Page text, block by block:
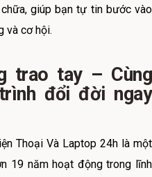
giúp bạn tự tin bước vào
và cơ hội.
trao tay – Cùng
đổi đời ngay
Thoại Và Laptop 24h là một
19 năm hoạt động trong lĩnh